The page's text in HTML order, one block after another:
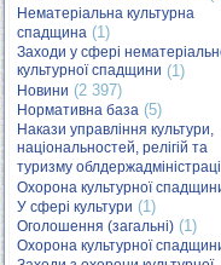
Нематеріальна культурна
спадщина (1)
Заходи у сфері
культурної спадщини (1)
Новини (2 397)
Нормативна база (5)
Накази управління культури,
національностей, релігій та
туризму
Охорона культурної
У сфері культури (1)
Оголошення (загальні) (1)
Охорона культурної